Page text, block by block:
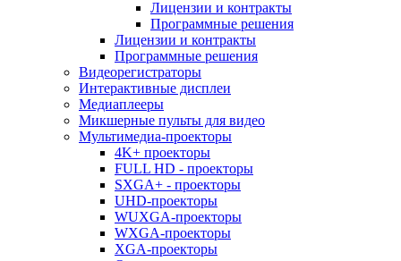
Лицензии и контракты
Программные решения
Лицензии и контракты
Программные решения
Видеорегистраторы
Интерактивные дисплеи
Медиаплееры
Микшерные пульты для видео
Мультимедиа-проекторы
4K+ проекторы
FULL HD - проекторы
SXGA+ - проекторы
UHD-проекторы
WUXGA-проекторы
WXGA-проекторы
XGA-проекторы